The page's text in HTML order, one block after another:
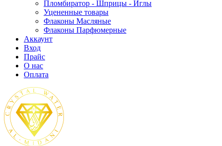
Пломбиратор - Шприцы - Иглы
Уцененные товары
Флаконы Масляные
Флаконы Парфюмерные
Аккаунт
Вход
Прайс
О нас
Оплата